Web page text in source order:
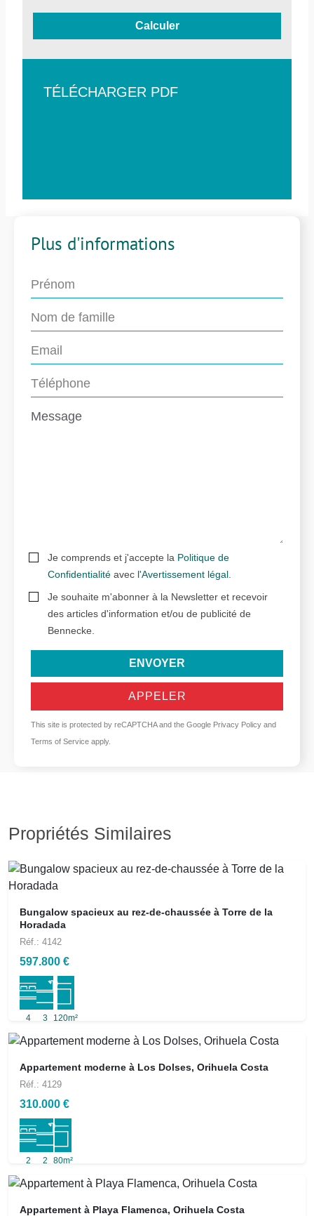
Calculer
TÉLÉCHARGER PDF
Plus d'informations
Je comprends et j'accepte la Politique de
Confidentialité avec l'Avertissement légal
Je souhaite m'abonner à la Newsletter et recevoir
des articles d'information et/ou de publicité de
Bennecke.
ENVOYER
APPELER
This site is protected by reCAPTCHA and the Google Privacy Policy and
Terms of Service apply.
Propriétés Similaires
Bungalow spacieux au rez-de-chaussée à Torre de la
Horadada
Réf.: 4142
597.800 €
4 3 120m²
Appartement moderne à Los Dolses, Orihuela Costa
Réf.: 4129
310.000 €
2 2 80m²
Appartement à Playa Flamenca, Orihuela Costa